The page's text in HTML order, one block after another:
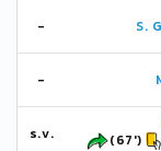
- S.
-
s.v.
(67')